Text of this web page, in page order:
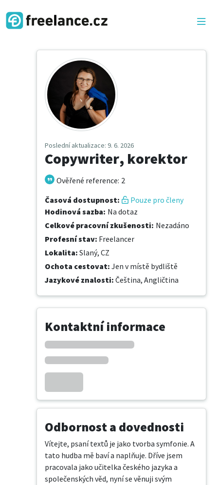
Poslední aktualizace: 9. 6. 2026
Copywriter, korektor
Ověřené reference: 2
Časová dostupnost:
Pouze pro členy
Hodinová sazba: Na dotaz
Celkové pracovní zkušenosti: Nezadáno
Profesní stav: Freelancer
Lokalita: Slaný, CZ
Ochota cestovat: Jen v místě bydliště
Jazykové znalosti: Čeština, Angličtina
Kontaktní informace
Odbornost a dovednosti
Vítejte, psaní textů je jako tvorba symfonie. A
tato hudba mě baví a naplňuje. Dříve jsem
pracovala jako učitelka českého jazyka a
společenských věd, nyní se věnuji svým